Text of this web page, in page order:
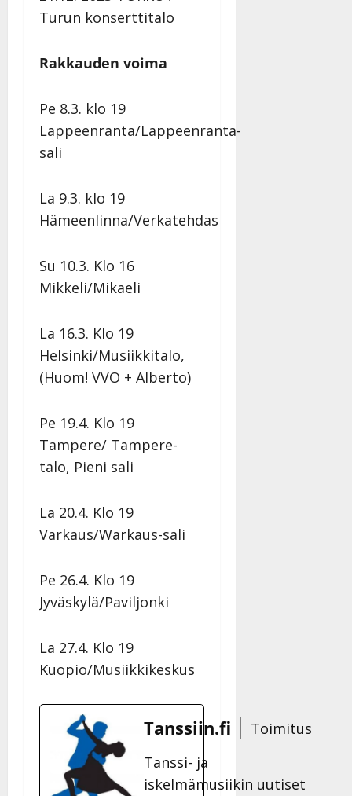
Turun konserttitalo
Rakkauden voima
Pe 8.3. klo 19
Lappeenranta/Lappeenranta-
sali
La 9.3. klo 19
Hämeenlinna/Verkatehdas
Su 10.3. Klo 16
Mikkeli/Mikaeli
La 16.3. Klo 19
Helsinki/Musiikkitalo,
(Huom! VVO + Alberto)
Pe 19.4. Klo 19
Tampere/ Tampere-
talo, Pieni sali
La 20.4. Klo 19
Varkaus/Warkaus-sali
Pe 26.4. Klo 19
Jyväskylä/Paviljonki
La 27.4. Klo 19
Kuopio/Musiikkikeskus
Tanssiin.fi
Toimitus
Tanssi- ja
iskelmämusiikin uutiset